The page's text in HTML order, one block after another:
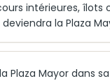
intérieures, îlots
la Plaza
Plaza Mayor dans